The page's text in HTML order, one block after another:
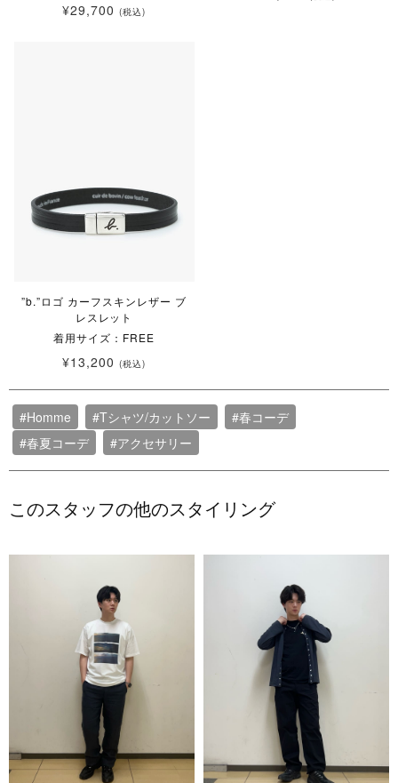
¥29,700 (税込)
”b.”ロゴ カーフスキンレザー ブ
レスレット
着用サイズ：FREE
¥13,200 (税込)
#Homme #Tシャツ/カットソー
#春コーデ
#春夏コーデ
#アクセサリー
このスタッフの他のスタイリング